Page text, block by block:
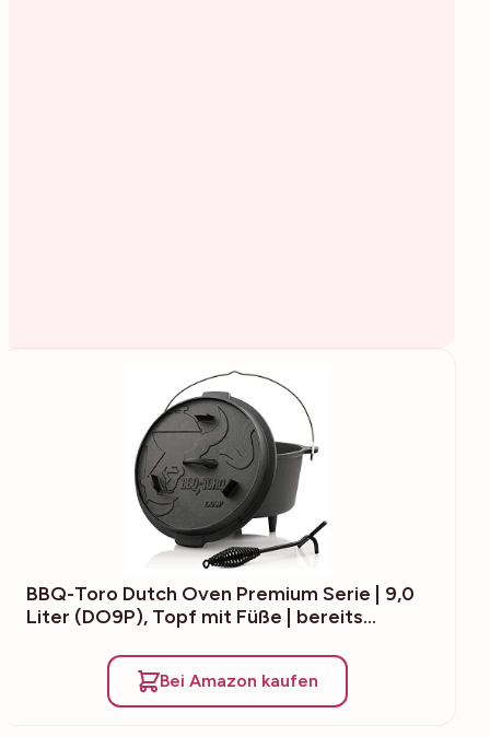
BBQ-Toro Dutch Oven Premium Serie | 9,0
Liter (DO9P), Topf mit Füße | bereits…
Bei Amazon kaufen